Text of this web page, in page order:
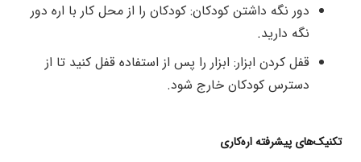
دور نگه داشتن کودکان: کودکان را از محل کار با اره دور
نگه دارید.
قفل کردن ابزار: ابزار را پس از استفاده قفل کنید تا از
دسترس کودکان خارج شود.
تکنیک‌های پیشرفته اره‌کاری